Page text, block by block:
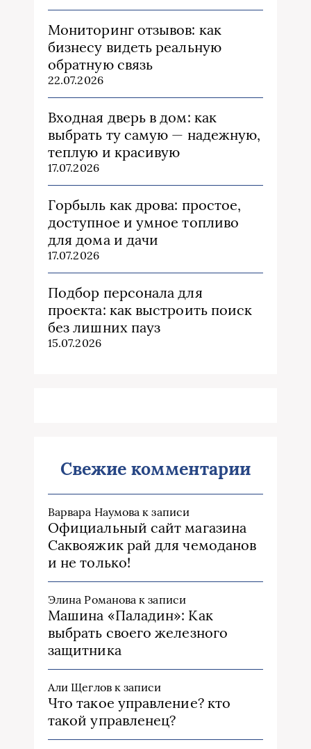
Мониторинг отзывов: как
бизнесу видеть реальную
обратную связь
22.07.2026
Входная дверь в дом: как
выбрать ту самую — надежную,
теплую и красивую
17.07.2026
Горбыль как дрова: простое,
доступное и умное топливо
для дома и дачи
17.07.2026
Подбор персонала для
проекта: как выстроить поиск
без лишних пауз
15.07.2026
Свежие комментарии
Варвара Наумова к записи
Официальный сайт магазина
Саквояжик рай для чемоданов
и не только!
Элина Романова к записи
Машина «Паладин»: Как
выбрать своего железного
защитника
Али Щегловк записи
Что такое управление? кто
такой управленец?